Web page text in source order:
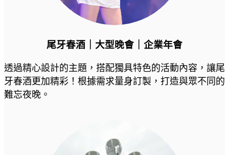
尾牙春酒｜大型晚會｜企業年會
透過精心設計的主題，搭配獨具特色的活動內容，讓尾
牙春酒更加精彩！根據需求量身訂製，打造與眾不同的
難忘夜晚。